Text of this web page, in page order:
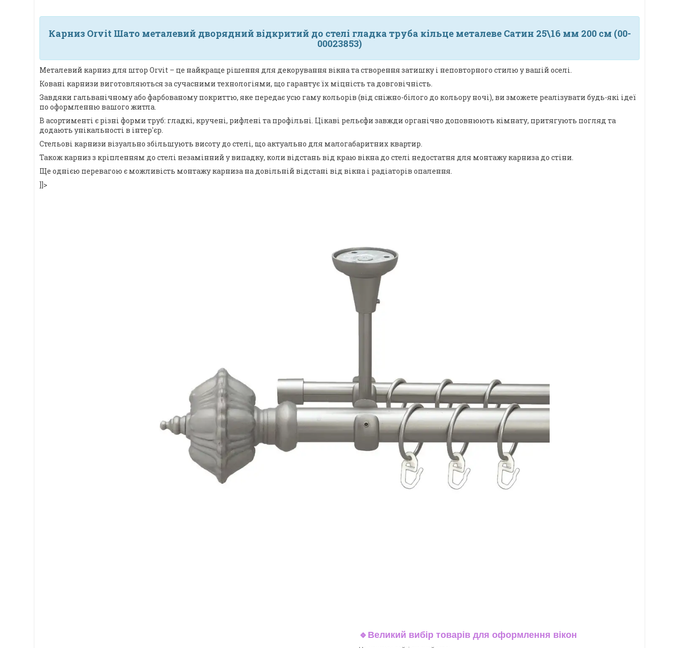
Карниз Orvit Шато металевий дворядний відкритий до стелі гладка труба кільце металеве Сатин 25\16 мм 200 см (00-
00023853)
Металевий карниз для штор Orvit – це найкраще рішення для декорування вікна та створення затишку і неповторного стилю у вашій оселі.
Ковані карнизи виготовляються за сучасними технологіями, що гарантує їх міцність та довговічність.
Завдяки гальванічному або фарбованому покриттю, яке передає усю гаму кольорів (від сніжно-білого до кольору ночі), ви зможете реалізувати будь-які ідеї
по оформленню вашого житла.
В асортименті є різні форми труб: гладкі, кручені, рифлені та профільні. Цікаві рельєфи завжди органічно доповнюють кімнату, притягують погляд та
додають унікальності в інтер'єр.
Стельові карнизи візуально збільшують висоту до стелі, що актуально для малогабаритних квартир.
Також карниз з кріпленням до стелі незамінний у випадку, коли відстань від краю вікна до стелі недостатня для монтажу карниза до стіни.
Ще однією перевагою є можливість монтажу карниза на довільній відстані від вікна і радіаторів опалення.
]]>
🔹 Великий вибір товарів для оформлення вікон